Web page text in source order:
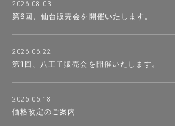
2026.08.03
第6回、仙台販売会を開催いたします。
2026.06.22
第1回、八王子販売会を開催いたします。
2026.06.18
価格改定のご案内